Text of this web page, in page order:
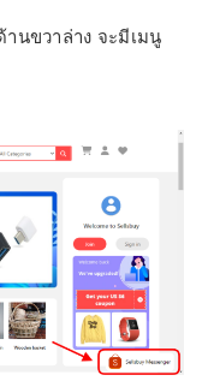
านขวาล่าง จะมีเมนู